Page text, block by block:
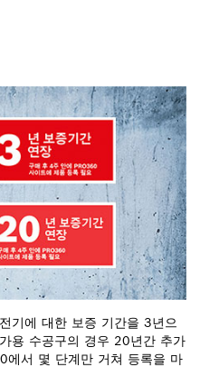
기에 대한 보증 기간을 3년으
용 수공구의 경우 20년간 추가
에서 몇 단계만 거쳐 등록을 마